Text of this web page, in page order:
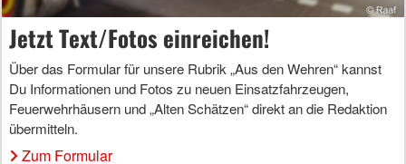
Jetzt Text/Fotos einreichen!
Über das Formular für unsere Rubrik „Aus den Wehren“ kannst
Du Informationen und Fotos zu neuen Einsatzfahrzeugen,
Feuerwehrhäusern und „Alten Schätzen“ direkt an die Redaktion
übermitteln.
Zum Formular